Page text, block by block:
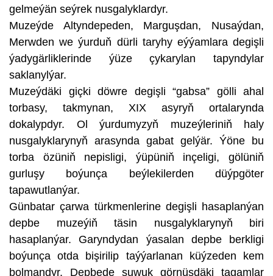
gelmeýän seýrek nusgalyklardyr.
Muzeýde Altyndepeden, Marguşdan, Nusaýdan,
Merwden we ýurduň dürli taryhy eýýamlara degişli
ýadygärliklerinde ýüze çykarylan tapyndylar
saklanylýar.
Muzeýdäki giçki döwre degişli “gabsa” gölli ahal
torbasy, takmynan, XIX asyryň ortalarynda
dokalypdyr. Ol ýurdumyzyň muzeýleriniň haly
nusgalyklarynyň arasynda gabat gelýär. Ýöne bu
torba özüniň nepisligi, ýüpüniň inçeligi, gölüniň
gurluşy boýunça beýlekilerden düýpgöter
tapawutlanýar.
Günbatar çarwa türkmenlerine degişli hasaplanýan
depbe muzeýiň täsin nusgalyklarynyň biri
hasaplanýar. Garyndydan ýasalan depbe berkligi
boýunça otda bişirilip taýýarlanan küýzeden kem
bolmandyr. Depbede suwuk görnüşdäki tagamlar